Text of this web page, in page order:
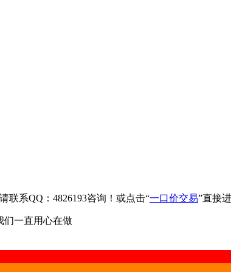
联系QQ：4826193咨询！或点击“一口价交易”直接